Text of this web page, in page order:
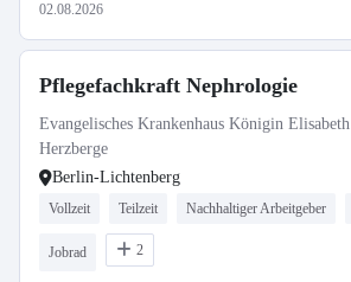
02.08.2026
Pflegefachkraft Nephrologie
Evangelisches Krankenhaus Königin Elisabeth
Herzberge
Berlin-Lichtenberg
Vollzeit Teilzeit Nachhaltiger Arbeitgeber
Jobrad 2